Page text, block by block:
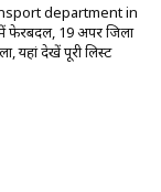
department in
में फेरबदल, 19 अपर जिला
यहां देखें पूरी लिस्ट